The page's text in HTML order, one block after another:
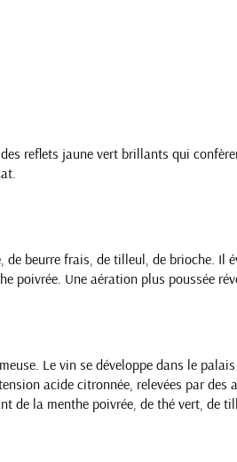
reflets jaune vert brillants qui
beurre frais, de tilleul, de brioche. Il
poivrée. Une aération plus poussée
Le vin se développe dans le
acide citronnée, relevées par
de la menthe poivrée, de thé vert, de